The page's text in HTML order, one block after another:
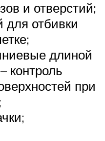
и отверстий;
отбивки
длиной
контроль
при